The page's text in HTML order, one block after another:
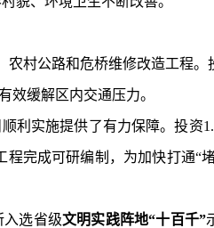
农村公路和危桥维修改造工程。
效缓解区内交通压力。
利实施提供了有力保障。投资
程完成可研编制 ，为加快打通“
入选省级文明实践阵地“十百千”